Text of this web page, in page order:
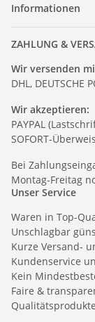
Informationen
ZAHLUNG &
Wir versenden
DHL, DEUTSCHE
Wir akzeptieren:
PAYPAL
SOFORT-
Bei
Montag-Freitag
Unser Service
Waren in Top-
Unschlagbar
Kurze Versand-
Kundenservice
Kein
Faire &